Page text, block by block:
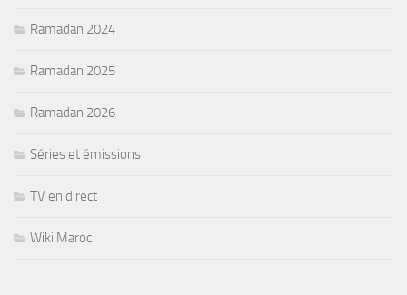
Ramadan 2024
Ramadan 2025
Ramadan 2026
Séries et émissions
TV en direct
Wiki Maroc